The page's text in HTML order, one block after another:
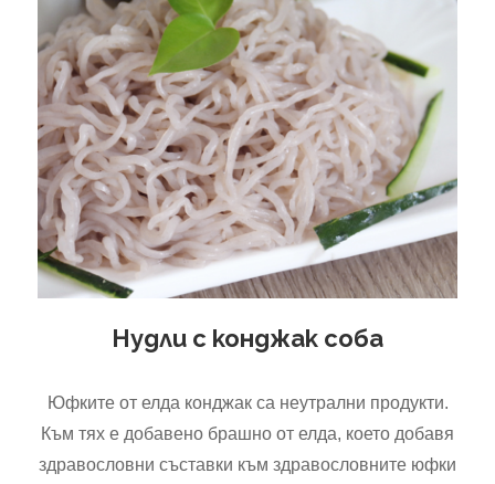
Нудли с конджак соба
Юфките от елда конджак са неутрални продукти.
Към тях е добавено брашно от елда, което добавя
здравословни съставки към здравословните юфки